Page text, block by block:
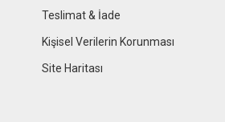
Teslimat & İade
Kişisel Verilerin Korunması
Site Haritası